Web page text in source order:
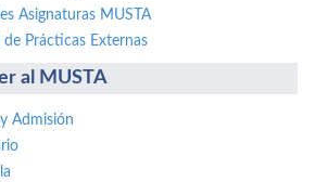
Asignaturas MUSTA
de Prácticas Externas
al MUSTA
Admisión